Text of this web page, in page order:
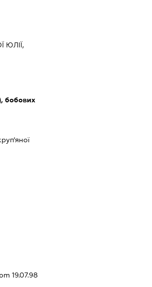
ЮЛІЇ,
бобових
19.07.98